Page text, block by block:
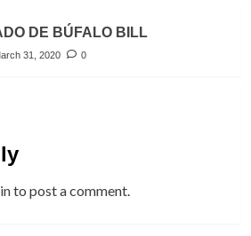
DE BÚFALO BILL
31, 2020 0
to post a comment.